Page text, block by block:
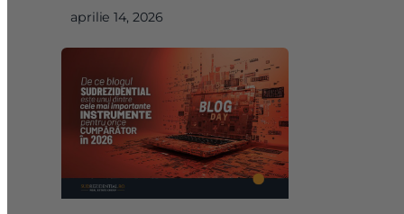
aprilie 14, 2026